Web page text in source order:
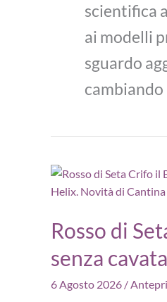
scientifica
ai modelli
sguardo
Rosso di
senza
6 Agosto 2026 /